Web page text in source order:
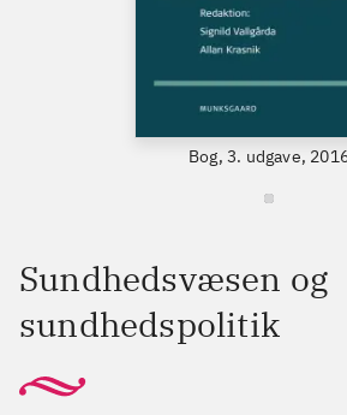
Bog, 3. udgave,
Sundhedsvæsen og
sundhedspolitik